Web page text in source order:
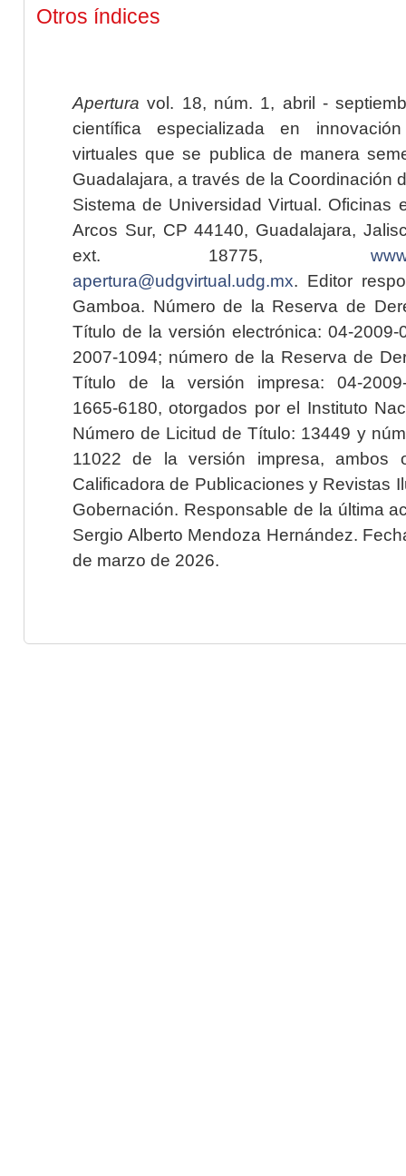
Otros índices
Apertura vol. 18, núm. 1, abril -
científica especializada en
virtuales que se publica de manera
Guadalajara, a través de la Coordinación
Sistema de Universidad Virtual. Oficinas
Arcos Sur, CP 44140, Guadalajara,
ext. 18775,
apertura@udgvirtual.udg.mx. Editor
Gamboa. Número de la Reserva de
Título de la versión electrónica: 04-2009-
2007-1094; número de la Reserva de
Título de la versión impresa: 04-2009-
1665-6180, otorgados por el Instituto
Número de Licitud de Título: 13449 y
11022 de la versión impresa, ambos
Calificadora de Publicaciones y Revistas
Gobernación. Responsable de la última
Sergio Alberto Mendoza Hernández.
de marzo de 2026.